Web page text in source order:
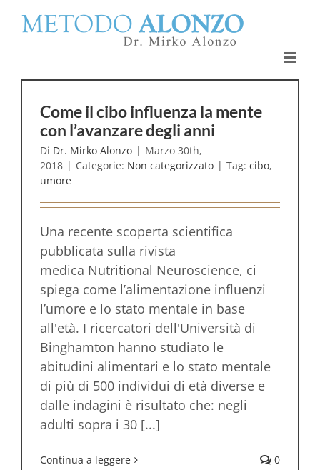
Come il cibo influenza la mente
con l’avanzare degli anni
Di Dr. Mirko Alonzo | Marzo 30th,
2018 | Categorie: Non categorizzato | Tag: cibo,
umore
Una recente scoperta scientifica
pubblicata sulla rivista
medica Nutritional Neuroscience, ci
spiega come l’alimentazione influenzi
l’umore e lo stato mentale in base
all'età. I ricercatori dell'Università di
Binghamton hanno studiato le
abitudini alimentari e lo stato mentale
di più di 500 individui di età diverse e
dalle indagini è risultato che: negli
adulti sopra i 30 [...]
Continua a leggere 0